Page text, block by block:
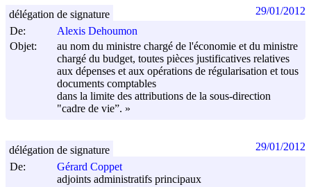
De:
Alexis Dehoumon
Objet:
au nom du ministre chargé de l'économie et du ministre
chargé du budget, toutes pièces justificatives relatives
aux dépenses et aux opérations de régularisation et tous
documents comptables
dans la limite des attributions de la sous-direction
"cadre de vie”. »
délégation de signature 29/01/2012
De:
Gérard Coppet
adjoints administratifs principaux
délégation de signature 29/01/2012